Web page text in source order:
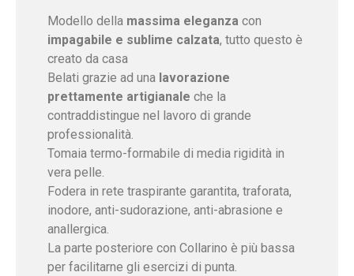
Modello della massima eleganza con
impagabile e sublime calzata, tutto questo è
creato da casa
Belati grazie ad una lavorazione
prettamente artigianale che la
contraddistingue nel lavoro di grande
professionalità.
Tomaia termo-formabile di media rigidità in
vera pelle.
Fodera in rete traspirante garantita, traforata,
inodore, anti-sudorazione, anti-abrasione e
anallergica.
La parte posteriore con Collarino è più bassa
per facilitarne gli esercizi di punta.